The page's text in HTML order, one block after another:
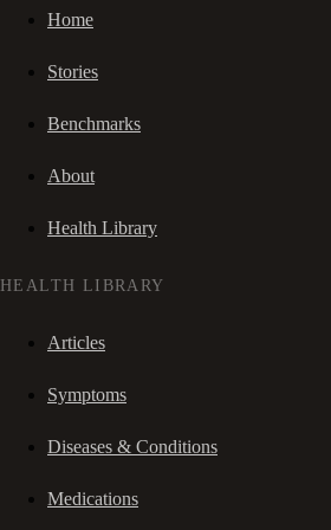
Home
Stories
Benchmarks
About
Health Library
HEALTH LIBRARY
Articles
Symptoms
Diseases & Conditions
Medications